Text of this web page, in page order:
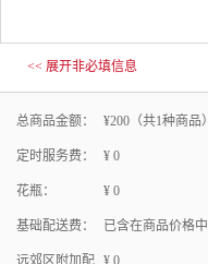
<< 展开非必填信息
总商品金额： ¥200 （共1种商品）
定时服务费： ¥ 0
花瓶： ¥ 0
基础配送费： 已含在商品价格中
远郊区附加配 ¥ 0